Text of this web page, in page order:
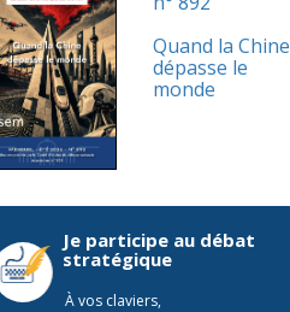
Quand la Chine
dépasse le
monde
Je participe au débat
stratégique
À vos claviers,